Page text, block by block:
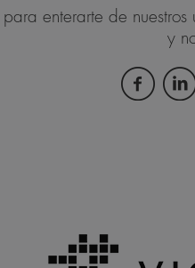
para enterarte de
y